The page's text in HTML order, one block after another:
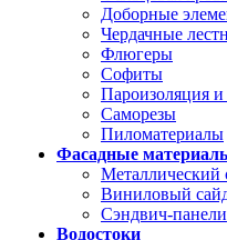
Доборные
Чердачные
Флюгеры
Софиты
Пароизоляция
Саморезы
Пиломатериалы
Фасадные
Металлический
Виниловый
Сэндвич-панели
Водостоки